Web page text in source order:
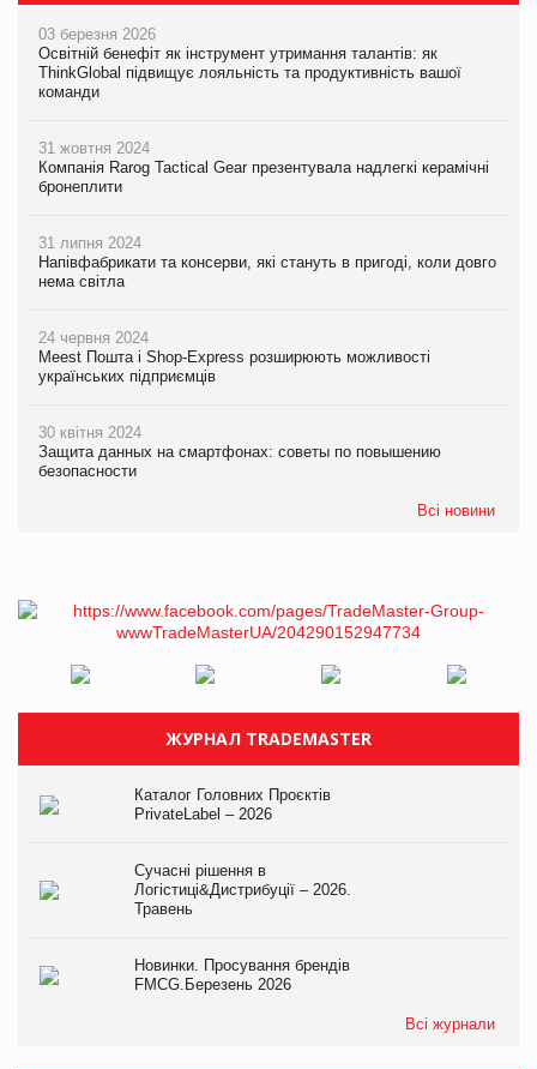
03 березня 2026
Освітній бенефіт як інструмент утримання талантів: як
ThinkGlobal підвищує лояльність та продуктивність вашої
команди
31 жовтня 2024
Компанія Rarog Tactical Gear презентувала надлегкі керамічні
бронеплити
31 липня 2024
Напівфабрикати та консерви, які стануть в пригоді, коли довго
нема світла
24 червня 2024
Meest Пошта і Shop-Express розширюють можливості
українських підприємців
30 квітня 2024
Защита данных на смартфонах: советы по повышению
безопасности
Всі новини
ЖУРНАЛ TRADEMASTER
Каталог Головних Проєктів
PrivateLabel – 2026
Сучасні рішення в
Логістиці&Дистрибуції – 2026.
Травень
Новинки. Просування брендів
FMCG.Березень 2026
Всі журнали